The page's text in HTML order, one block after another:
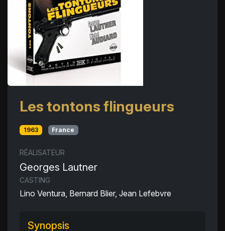
Les tontons flingueurs
1963 France
RÉALISATEUR
Georges Lautner
CASTING
Lino Ventura, Bernard Blier, Jean Lefebvre
Synopsis